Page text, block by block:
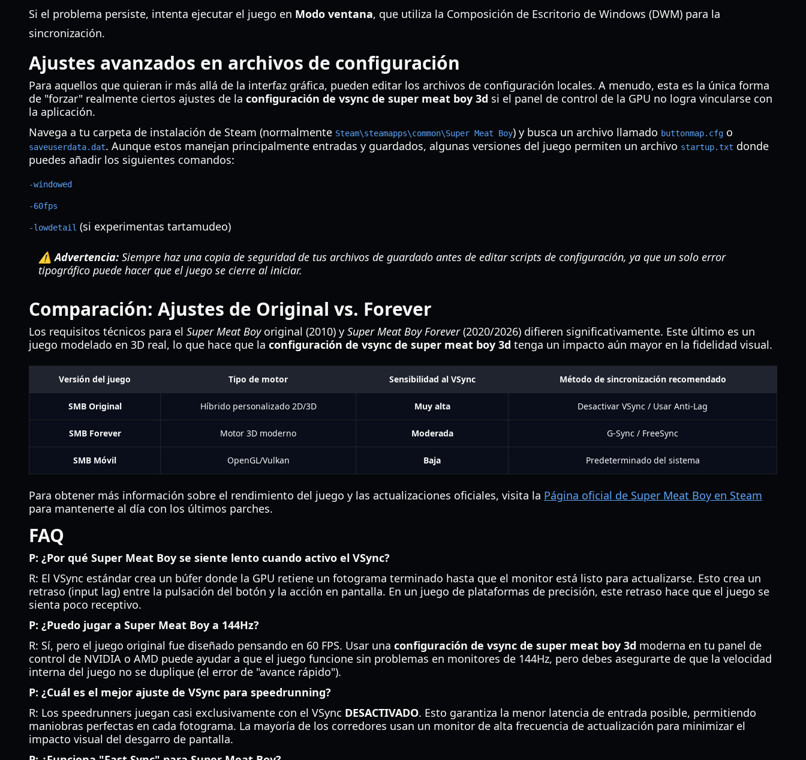
Si el problema persiste, intenta ejecutar el juego en Modo ventana, que utiliza la Composición de Escritorio de Windows (DWM) para la
sincronización.
Ajustes avanzados en archivos de configuración
Para aquellos que quieran ir más allá de la interfaz gráfica, pueden editar los archivos de configuración locales. A menudo, esta es la única forma
de "forzar" realmente ciertos ajustes de la configuración de vsync de super meat boy 3d si el panel de control de la GPU no logra vincularse con
la aplicación.
Navega a tu carpeta de instalación de Steam (normalmente Steam\steamapps\common\Super Meat Boy) y busca un archivo llamado buttonmap.cfg o
saveuserdata.dat. Aunque estos manejan principalmente entradas y guardados, algunas versiones del juego permiten un archivo startup.txt donde
puedes añadir los siguientes comandos:
-windowed
-60fps
-lowdetail (si experimentas tartamudeo)
⚠️ Advertencia: Siempre haz una copia de seguridad de tus archivos de guardado antes de editar scripts de configuración, ya que un solo error
tipográfico puede hacer que el juego se cierre al iniciar.
Comparación: Ajustes de Original vs. Forever
Los requisitos técnicos para el Super Meat Boyoriginal (2010) y Super Meat Boy Forever(2020/2026) difieren significativamente. Este último es un
juego modelado en 3D real, lo que hace que la configuración de vsync de super meat boy 3d tenga un impacto aún mayor en la fidelidad visual.
Versión del juego Tipo de motor Sensibilidad al VSync Método de sincronización recomendado
SMB Original Híbrido personalizado 2D/3D Muy alta Desactivar VSync / Usar Anti-Lag
SMB Forever Motor 3D moderno Moderada G-Sync / FreeSync
SMB Móvil OpenGL/Vulkan Baja Predeterminado del sistema
Para obtener más información sobre el rendimiento del juego y las actualizaciones oficiales, visita la Página oficial de Super Meat Boy en Steam
para mantenerte al día con los últimos parches.
FAQ
P: ¿Por qué Super Meat Boy se siente lento cuando activo el VSync?
R: El VSync estándar crea un búfer donde la GPU retiene un fotograma terminado hasta que el monitor está listo para actualizarse. Esto crea un
retraso (input lag) entre la pulsación del botón y la acción en pantalla. En un juego de plataformas de precisión, este retraso hace que el juego se
sienta poco receptivo.
P: ¿Puedo jugar a Super Meat Boy a 144Hz?
R: Sí, pero el juego original fue diseñado pensando en 60 FPS. Usar una configuración de vsync de super meat boy 3d moderna en tu panel de
control de NVIDIA o AMD puede ayudar a que el juego funcione sin problemas en monitores de 144Hz, pero debes asegurarte de que la velocidad
interna del juego no se duplique (el error de "avance rápido").
P: ¿Cuál es el mejor ajuste de VSync para speedrunning?
R: Los speedrunners juegan casi exclusivamente con el VSync DESACTIVADO. Esto garantiza la menor latencia de entrada posible, permitiendo
maniobras perfectas en cada fotograma. La mayoría de los corredores usan un monitor de alta frecuencia de actualización para minimizar el
impacto visual del desgarro de pantalla.